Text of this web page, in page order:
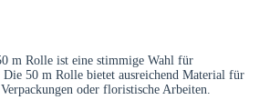
m Rolle ist eine stimmige Wahl für
Die 50 m Rolle bietet ausreichend Material für
oder floristische Arbeiten.